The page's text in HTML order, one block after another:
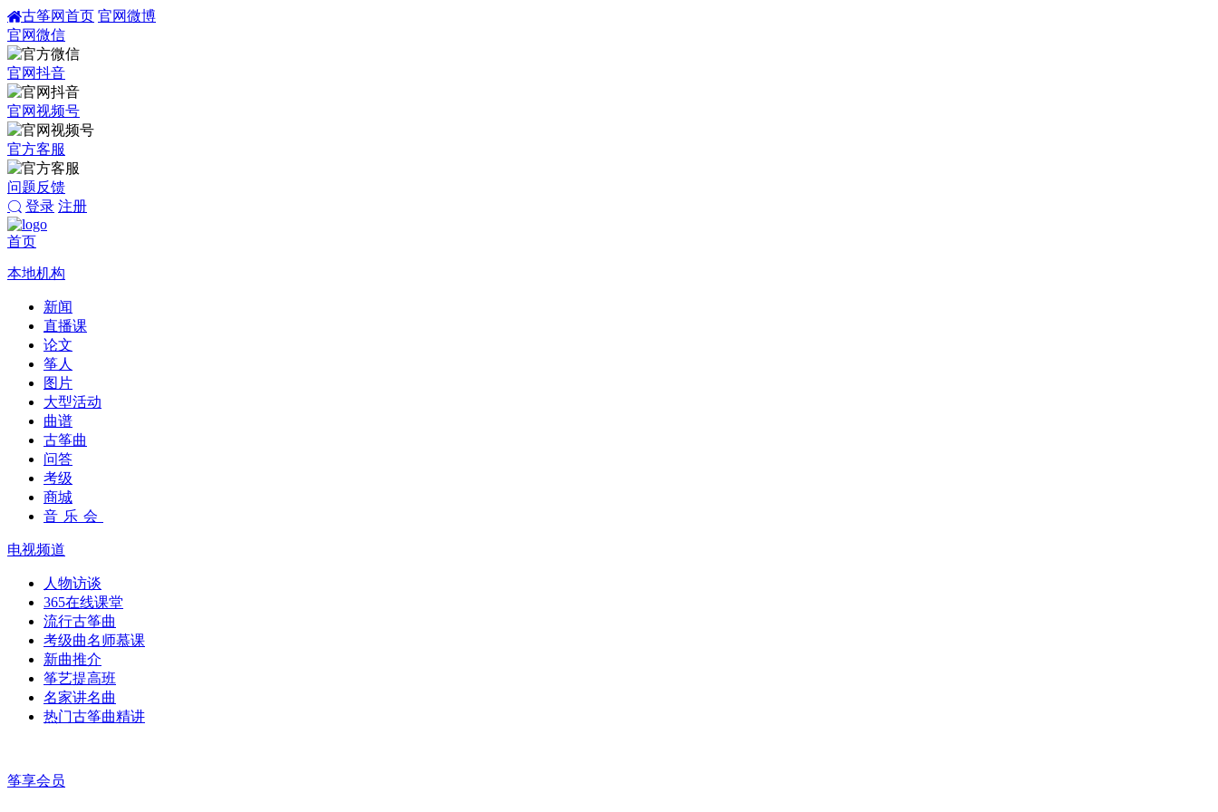
古筝网首页 官网微博
官网微信
官网抖音
官网视频号
官方客服
问题反馈
登录 注册
首页
本地机构
新闻
直播课
论文
筝人
图片
大型活动
曲谱
古筝曲
问答
考级
商城
音乐会
电视频道
人物访谈
365在线课堂
流行古筝曲
考级曲名师慕课
新曲推介
筝艺提高班
名家讲名曲
热门古筝曲精讲
筝享会员